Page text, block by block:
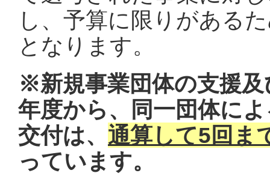
し、予算に限りがある
となります。
※新規事業団体の支援
年度から、同一団体に
交付は、 通算して5回ま
っています。